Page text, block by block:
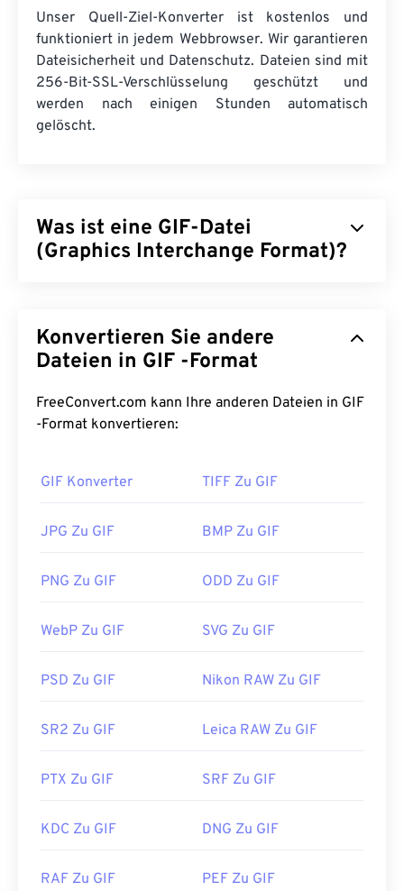
Unser Quell-Ziel-Konverter ist kostenlos und
funktioniert in jedem Webbrowser. Wir garantieren
Dateisicherheit und Datenschutz. Dateien sind mit
256-Bit-SSL-Verschlüsselung geschützt und
werden nach einigen Stunden automatisch
gelöscht.
Was ist eine GIF-Datei
(Graphics Interchange Format)?
imRGB-Farbmodell erzeugt. Im Gegensatz zum
unkomprimiertenBMP- Dateiformat verwendet
Animationen ohne Ton. GIF wird am häufigsten in
animierter Form für Werbung, emotionsbasierte
Bildformaten wie PNG verschafft. Darüber hinaus
einschließlich iPhone und iPad, öffnen und ist
Bildanzeigeprogrammen, Webbrowsern und
zum Bearbeiten zu öffnen, verwenden Sie eine
öffnen Sie GIFs mit
Microsoft Fotos, Adobe
anderen. Verwenden Sie unter macOS Bildanzeige-
Konvertieren Sie andere
Dateien in GIF -Format
FreeConvert.com kann Ihre anderen Dateien in GIF
-Format konvertieren:
GIF Konverter TIFF Zu GIF
JPG Zu GIF BMP Zu GIF
PNG Zu GIF ODD Zu GIF
WebP Zu GIF SVG Zu GIF
PSD Zu GIF Nikon RAW Zu GIF
SR2 Zu GIF Leica RAW Zu GIF
PTX Zu GIF SRF Zu GIF
KDC Zu GIF DNG Zu GIF
RAF Zu GIF PEF Zu GIF